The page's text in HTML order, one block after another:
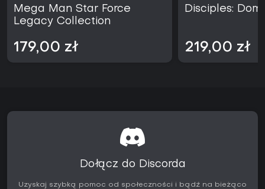
Mega Man Star Force
Legacy Collection
179,00 zł
Disciples:
219,00 zł
Dołącz do Discorda
Uzyskaj szybką pomoc od społeczności i bądź na bieżąco